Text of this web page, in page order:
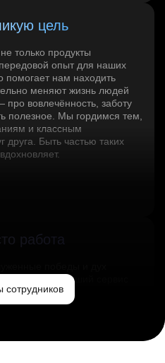
цель
только продукты
опыт для наших
помогает нам находить
меняют жизнь людей
вовлечённость, заботу
полезное. Мы гордимся тем,
и классным
друга. Быть частью таких
работа
и создаём лучший сервис
сотрудников